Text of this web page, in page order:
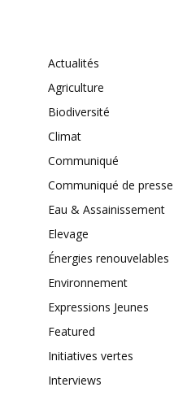
Actualités
Agriculture
Biodiversité
Climat
Communiqué
Communiqué de presse
Eau & Assainissement
Elevage
Énergies renouvelables
Environnement
Expressions Jeunes
Featured
Initiatives vertes
Interviews